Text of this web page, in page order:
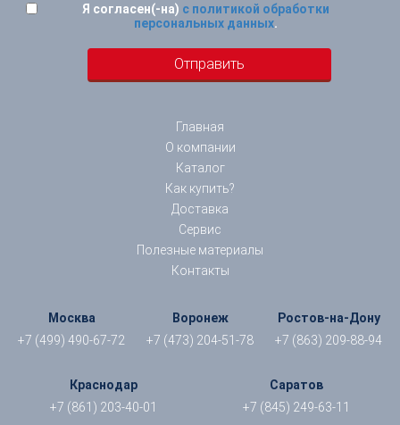
Я согласен(-на) с политикой обработки
персональных данных.
Главная
О компании
Каталог
Как купить?
Доставка
Сервис
Полезные материалы
Контакты
Москва
+7 (499) 490-67-72
Воронеж
+7 (473) 204-51-78
Ростов-на-Дону
+7 (863) 209-88-94
Краснодар
+7 (861) 203-40-01
Саратов
+7 (845) 249-63-11